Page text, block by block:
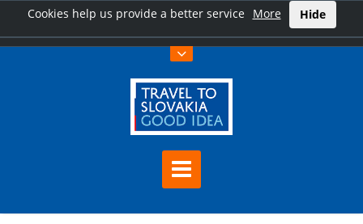
Cookies help us provide a better service More Hide